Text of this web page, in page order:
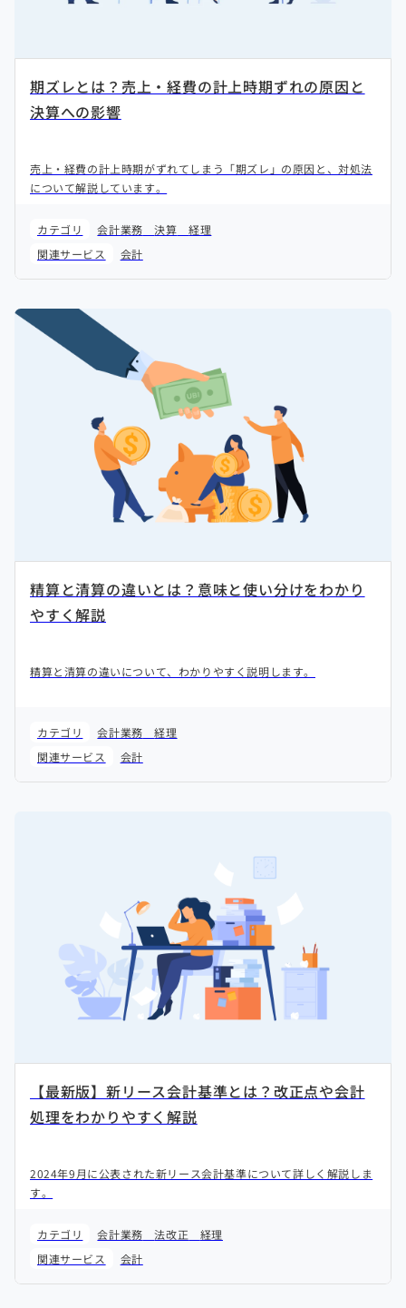
期ズレとは？売上・経費の計上時期ずれの原因と
決算への影響
売上・経費の計上時期がずれてしまう「期ズレ」の原因と、対処法
について解説しています。
カテゴリ 会計業務 決算
経理
関連サービス
会計
精算と清算の違いとは？意味と使い分けをわかり
やすく解説
精算と清算の違いについて、わかりやすく説明します。
カテゴリ 会計業務
経理
関連サービス
会計
【最新版】新リース会計基準とは？改正点や会計
処理をわかりやすく解説
2024年9月に公表された新リース会計基準について詳しく解説しま
す。
カテゴリ 会計業務 法改正
経理
関連サービス
会計